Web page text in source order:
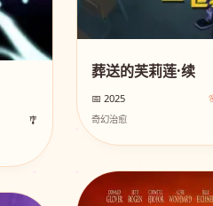
🎐
葬送的芙莉莲·续
📅 2025
奇幻治愈